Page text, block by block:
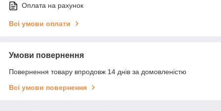
Оплата на рахунок
Всі умови оплати
Умови повернення
Повернення товару впродовж 14 днів за домовленістю
Всі умови повернення